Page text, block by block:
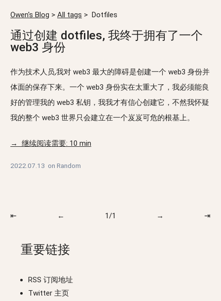
Owen's Blog > All tags > Dotfiles
通过创建 dotfiles, 我终于拥有了一个
web3 身份
作为技术人员,我对 web3 最大的障碍是创建一个 web3 身份并
体面的保存下来。一个 web3 身份实在太重大了，我必须能良
好的管理我的 web3 私钥，我我才有信心创建它，不然我怀疑
我的整个 web3 世界只会建立在一个岌岌可危的根基上。
→ 继续阅读需要: 10 min
2022.07.13 on Random
⇤ ← 1/1 → ⇥
重要链接
RSS 订阅地址
Twitter 主页